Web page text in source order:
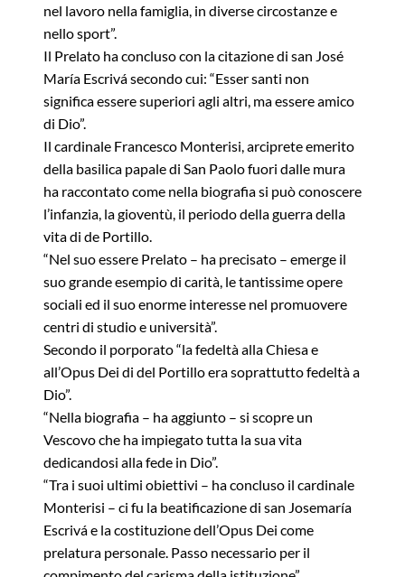
nel lavoro nella famiglia, in diverse circostanze e
nello sport”.
Il Prelato ha concluso con la citazione di san José
María Escrivá secondo cui: “Esser santi non
significa essere superiori agli altri, ma essere amico
di Dio”.
Il cardinale Francesco Monterisi, arciprete emerito
della basilica papale di San Paolo fuori dalle mura
ha raccontato come nella biografia si può conoscere
l’infanzia, la gioventù, il periodo della guerra della
vita di de Portillo.
“Nel suo essere Prelato – ha precisato – emerge il
suo grande esempio di carità, le tantissime opere
sociali ed il suo enorme interesse nel promuovere
centri di studio e università”.
Secondo il porporato “la fedeltà alla Chiesa e
all’Opus Dei di del Portillo era soprattutto fedeltà a
Dio”.
“Nella biografia – ha aggiunto – si scopre un
Vescovo che ha impiegato tutta la sua vita
dedicandosi alla fede in Dio”.
“Tra i suoi ultimi obiettivi – ha concluso il cardinale
Monterisi – ci fu la beatificazione di san Josemaría
Escrivá e la costituzione dell’Opus Dei come
prelatura personale. Passo necessario per il